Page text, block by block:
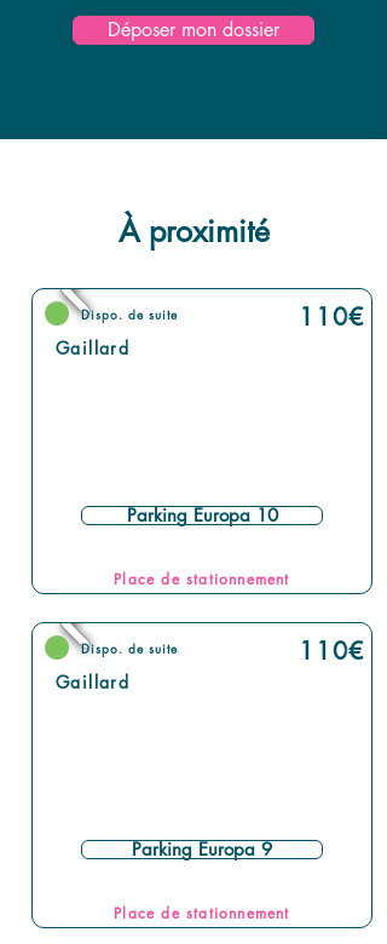
Déposer mon dossier
À proximité
Gaillard
Dispo. de suite 110€
Parking Europa 10
Place de stationnement
Gaillard
Dispo. de suite 110€
Parking Europa 9
Place de stationnement